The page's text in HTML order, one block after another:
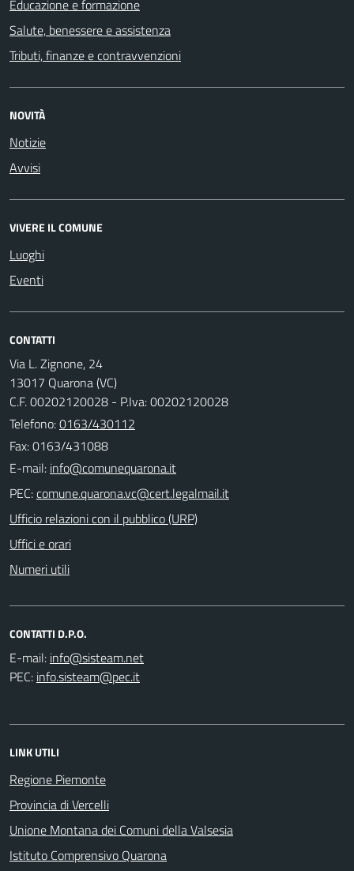
Educazione e formazione
Salute, benessere e assistenza
Tributi, finanze e contravvenzioni
NOVITÀ
Notizie
Avvisi
VIVERE IL COMUNE
Luoghi
Eventi
CONTATTI
Via L. Zignone, 24
13017 Quarona (VC)
C.F. 00202120028 - P.Iva: 00202120028
Telefono:0163/430112
Fax: 0163/431088
E-mail:
PEC:
Ufficio relazioni con il pubblico (URP)
Uffici e orari
Numeri utili
CONTATTI D.P.O.
E-mail:
PEC:
LINK UTILI
Regione Piemonte
Provincia di Vercelli
Unione Montana dei Comuni della Valsesia
Istituto Comprensivo Quarona